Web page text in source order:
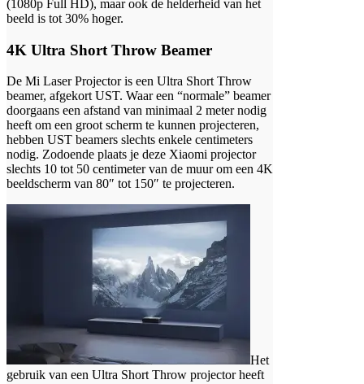
(1080p Full HD), maar ook de helderheid van het
beeld is tot 30% hoger.
4K Ultra Short Throw Beamer
De Mi Laser Projector is een Ultra Short Throw
beamer, afgekort UST. Waar een “normale” beamer
doorgaans een afstand van minimaal 2 meter nodig
heeft om een groot scherm te kunnen projecteren,
hebben UST beamers slechts enkele centimeters
nodig. Zodoende plaats je deze Xiaomi projector
slechts 10 tot 50 centimeter van de muur om een 4K
beeldscherm van 80″ tot 150″ te projecteren.
Het
gebruik van een Ultra Short Throw projector heeft